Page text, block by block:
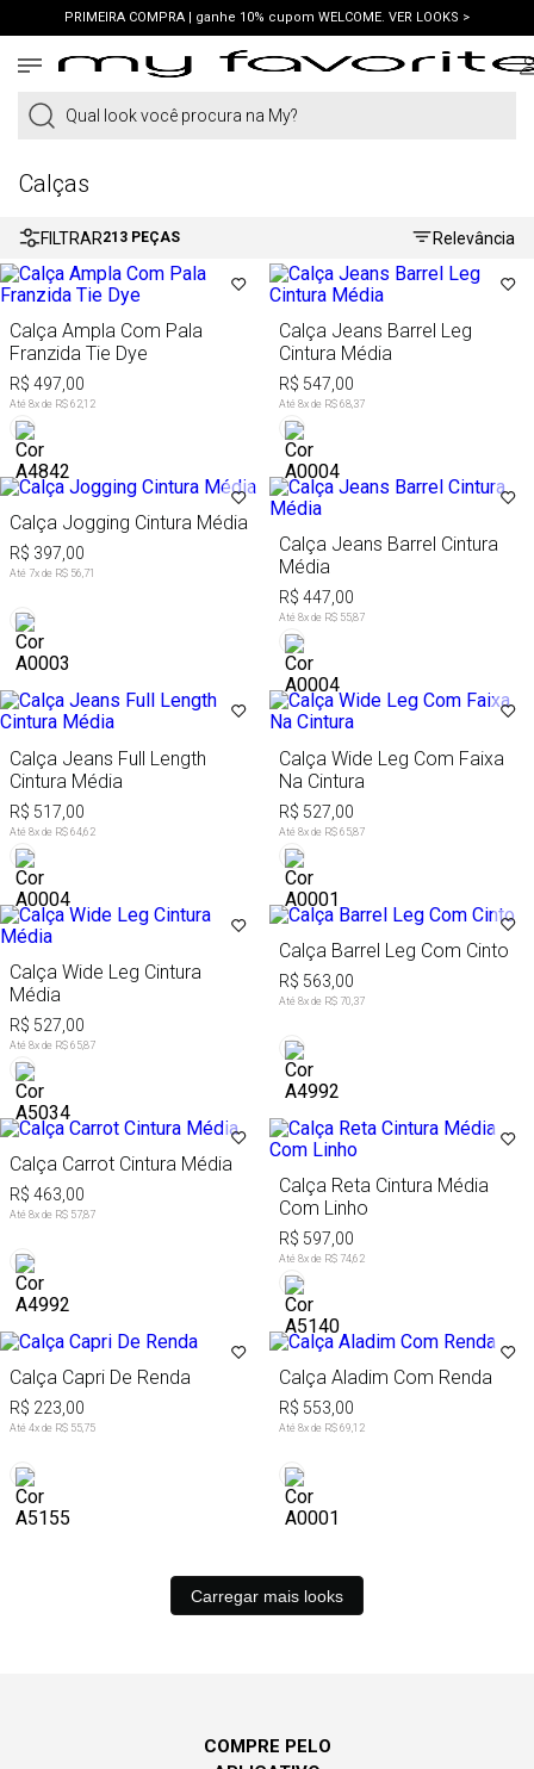
PRIMEIRA COMPRA | ganhe 10% cupom WELCOME. VER LOOKS >
PIX | 5% off no pix à vista. APROVEITAR >
Qual look você procura na My?
Calças
FILTRAR213 PEÇAS Relevância
Calça Ampla Com Pala
Franzida Tie Dye
R$ 497,00
Até 8x de R$ 62,12
Calça Jeans Barrel Leg
Cintura Média
R$ 547,00
Até 8x de R$ 68,37
Calça Jogging Cintura Média
R$ 397,00
Até 7x de R$ 56,71
Calça Jeans Barrel Cintura
Média
R$ 447,00
Até 8x de R$ 55,87
Calça Jeans Full Length
Cintura Média
R$ 517,00
Até 8x de R$ 64,62
Calça Wide Leg Com Faixa
Na Cintura
R$ 527,00
Até 8x de R$ 65,87
Calça Wide Leg Cintura
Média
R$ 527,00
Até 8x de R$ 65,87
Calça Barrel Leg Com Cinto
R$ 563,00
Até 8x de R$ 70,37
Calça Carrot Cintura Média
R$ 463,00
Até 8x de R$ 57,87
Calça Reta Cintura Média
Com Linho
R$ 597,00
Até 8x de R$ 74,62
Calça Capri De Renda
R$ 223,00
Até 4x de R$ 55,75
Calça Aladim Com Renda
R$ 553,00
Até 8x de R$ 69,12
Carregar mais looks
COMPRE PELO